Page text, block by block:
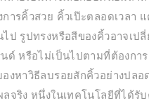
การคิ้วสวย คิ้วเป๊ะตลอดเวลา แ
ไป รูปทรงหรือสีของคิ้วอาจเป
นด์ หรือไม่เป็นไปตามที่ต้องกา
องหาวิธีลบรอยสักคิ้วอย่างปลอ
ลจริง หนึ่งในเทคโนโลยีที่ได้รั